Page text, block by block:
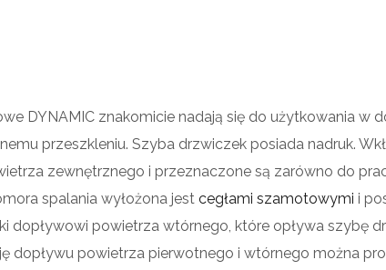
DYNAMIC znakomicie nadają się do użytkowania w
przeszkleniu. Szyba drzwiczek posiada nadruk.
zewnętrznego i przeznaczone są zarówno do
spalania wyłożona jest cegłami szamotowymi i
dopływowi powietrza wtórnego, które opływa szybę
dopływu powietrza pierwotnego i wtórnego można